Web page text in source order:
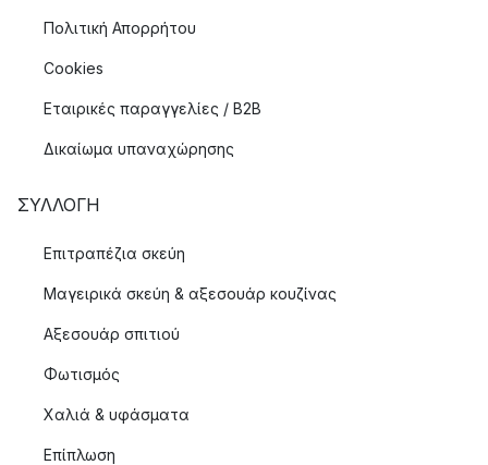
Πολιτική Απορρήτου
Cookies
Εταιρικές παραγγελίες / B2B
Δικαίωμα υπαναχώρησης
ΣΥΛΛΟΓΉ
Επιτραπέζια σκεύη
Μαγειρικά σκεύη & αξεσουάρ κουζίνας
Αξεσουάρ σπιτιού
Φωτισμός
Χαλιά & υφάσματα
Επίπλωση